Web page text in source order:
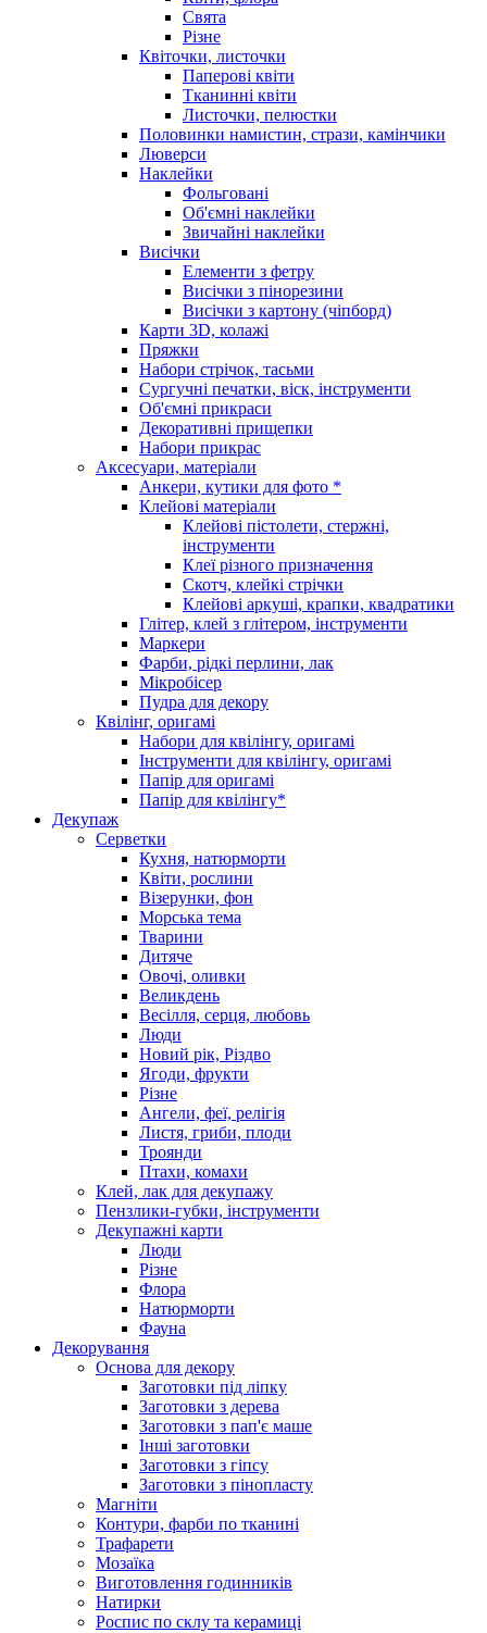
Свята
Різне
Квіточки, листочки
Паперові квіти
Тканинні квіти
Листочки, пелюстки
Половинки намистин, стрази, камінчики
Люверси
Наклейки
Фольговані
Об'ємні наклейки
Звичайні наклейки
Висічки
Елементи з фетру
Висічки з пінорезини
Висічки з картону (чіпборд)
Карти 3D, колажі
Пряжки
Набори стрічок, тасьми
Сургучні печатки, віск, інструменти
Об'ємні прикраси
Декоративні прищепки
Набори прикрас
Аксесуари, матеріали
Анкери, кутики для фото *
Клейові матеріали
Клейові пістолети, стержні,
інструменти
Клеї різного призначення
Скотч, клейкі стрічки
Клейові аркуші, крапки, квадратики
Глітер, клей з глітером, інструменти
Маркери
Фарби, рідкі перлини, лак
Мікробісер
Пудра для декору
Квілінг, оригамі
Набори для квілінгу, оригамі
Інструменти для квілінгу, оригамі
Папір для оригамі
Папір для квілінгу*
Декупаж
Серветки
Кухня, натюрморти
Квіти, рослини
Візерунки, фон
Морська тема
Тварини
Дитяче
Овочі, оливки
Великдень
Весілля, серця, любовь
Люди
Новий рік, Різдво
Ягоди, фрукти
Різне
Ангели, феї, релігія
Листя, гриби, плоди
Троянди
Птахи, комахи
Клей, лак для декупажу
Пензлики-губки, інструменти
Декупажні карти
Люди
Різне
Флора
Натюрморти
Фауна
Декорування
Основа для декору
Заготовки під ліпку
Заготовки з дерева
Заготовки з пап'є маше
Інші заготовки
Заготовки з гіпсу
Заготовки з пінопласту
Магніти
Контури, фарби по тканині
Трафарети
Мозаїка
Виготовлення годинників
Натирки
Роспис по склу та керамиці